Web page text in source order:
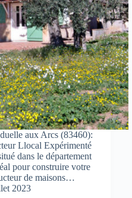
aux Arcs (83460):
Llocal Expérimenté
dans le département
pour construire votre
de maisons…
2023